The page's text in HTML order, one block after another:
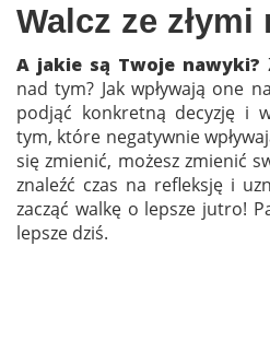
Walcz ze złymi
A jakie są Twoje nawyki?
nad tym? Jak wpływają one
podjąć konkretną decyzję i
tym, które negatywnie
się zmienić, możesz zmienić
znaleźć czas na refleksję i
zacząć walkę o lepsze jutro!
lepsze dziś.